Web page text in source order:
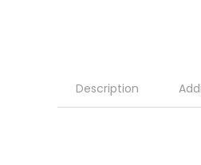
Description